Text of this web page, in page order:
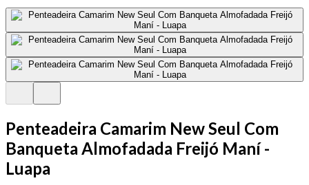
Penteadeira Camarim New Seul Com
Banqueta Almofadada Freijó Maní -
Luapa